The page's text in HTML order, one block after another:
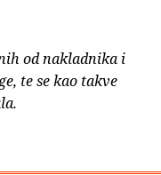
od nakladnika i
te se kao takve